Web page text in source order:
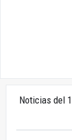
Noticias del